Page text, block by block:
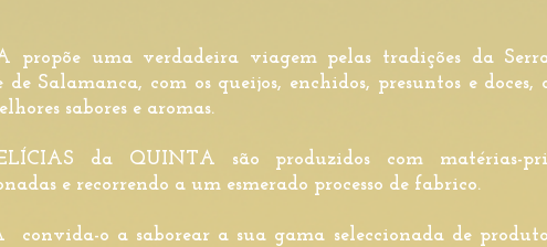
propõe uma verdadeira viagem pelas tradições da
Salamanca, com os queijos, enchidos, presuntos e doces,
sabores e aromas.
da QUINTA são produzidos com matérias-
e recorrendo a um esmerado processo de fabrico.
o a saborear a sua gama seleccionada de